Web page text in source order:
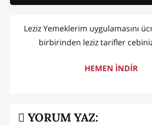
Leziz Yemeklerim uygulamasını
birbirinden leziz tarifler
HEMEN İNDİR
YORUM YAZ: